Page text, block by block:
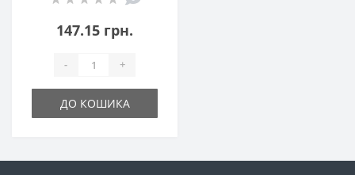
147.15 грн.
- +
ДО КОШИКА